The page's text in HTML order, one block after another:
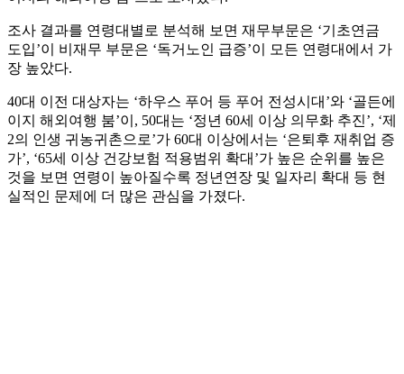
조사 결과를 연령대별로 분석해 보면 재무부문은 ‘기초연금
도입’이 비재무 부문은 ‘독거노인 급증’이 모든 연령대에서 가
장 높았다.
40대 이전 대상자는 ‘하우스 푸어 등 푸어 전성시대’와 ‘골든에
이지 해외여행 붐’이, 50대는 ‘정년 60세 이상 의무화 추진’, ‘제
2의 인생 귀농귀촌으로’가 60대 이상에서는 ‘은퇴후 재취업 증
가’, ‘65세 이상 건강보험 적용범위 확대’가 높은 순위를 높은
것을 보면 연령이 높아질수록 정년연장 및 일자리 확대 등 현
실적인 문제에 더 많은 관심을 가졌다.